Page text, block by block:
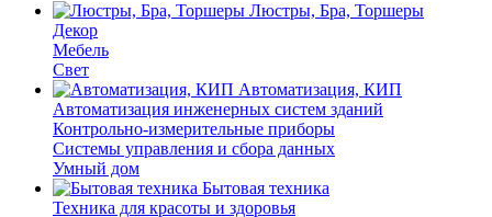
Люстры, Бра, Торшеры
Декор
Мебель
Свет
Автоматизация, КИП
Автоматизация инженерных систем зданий
Контрольно-измерительные приборы
Системы управления и сбора данных
Умный дом
Бытовая техника
Техника для красоты и здоровья